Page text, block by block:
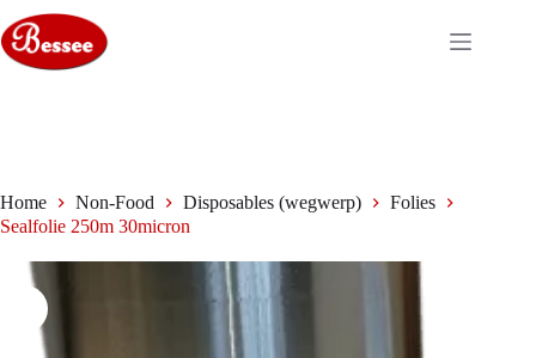
naar
de
inhoud
Home Non-Food Disposables (wegwerp)
Folies
Sealfolie 250m 30micron